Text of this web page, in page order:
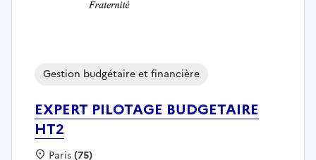
EXPERT PILOTAGE BUDGETAIRE
HT2
Gestion budgétaire et financière
Localisation :
Paris(75)